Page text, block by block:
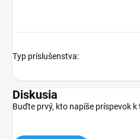
Typ príslušenstva:
Diskusia
Buďte prvý, kto napíše príspevok k